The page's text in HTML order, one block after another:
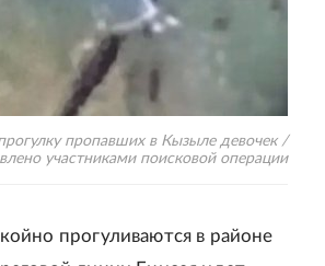
пропавших в Кызыле девочек /
участниками поисковой операции
прогуливаются в районе